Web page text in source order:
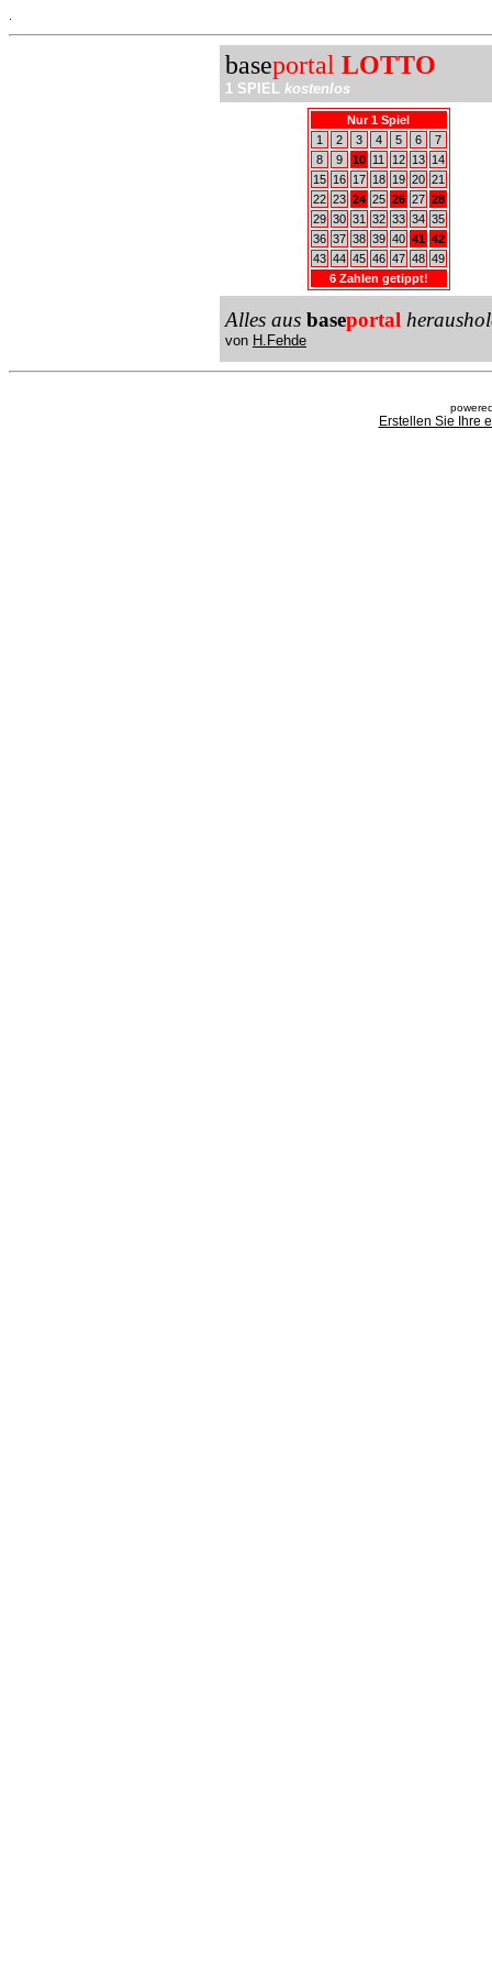
baseportal LOTTO
1 SPIEL kostenlos
Nur 1 Spiel
1
2 3 4 5 6
7
8
9 10 11 12 13
14
15
16 17 18 19 20 21
22 23 24 25 26 27 28
29 30 31 32 33 34 35
36 37 38 39 40 41 42
43 44 45 46 47 48 49
6 Zahlen getippt!
Alles aus baseportal
von H.Fehde
Erstellen Sie Ihre